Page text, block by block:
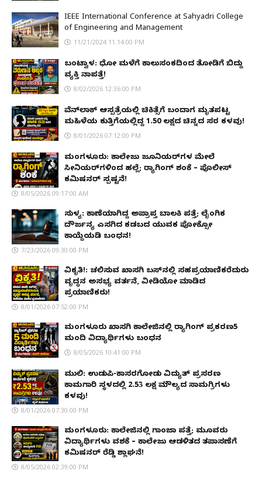
IEEE International Conference at Sahyadri College
of Engineering and Management
11/21/2024 11:14:00 PM
ಬಂಟ್ವಾಳ: ಧೋ ಮಳೆಗೆ ಕಾಲುಸಂಕದಿಂದ ತೋಡಿಗೆ ಬಿದ್ದು
ವ್ಯಕ್ತಿ ನಾಪತ್ತೆ!
8/02/2026 12:36:00 PM
ವೆನ್‌ಲಾಕ್ ಆಸ್ಪತ್ರೆಯಲ್ಲಿ ಚಿಕಿತ್ಸೆಗೆ ಬಂದಾಗ ಮೃತಪಟ್ಟ
ಮಹಿಳೆಯ ಕುತ್ತಿಗೆಯಲ್ಲಿದ್ದ ₹1.50 ಲಕ್ಷದ ಚಿನ್ನದ ಸರ ಕಳವು!
8/01/2026 07:12:00 PM
ಮಂಗಳೂರು: ಕಾಲೇಜು ಜೂನಿಯರ್‌ಗಳ ಮೇಲೆ
ಸೀನಿಯರ್‌ಗಳಿಂದ ಹಲ್ಲೆ; ರ‌್ಯಾಗಿಂಗ್ ಶಂಕೆ – ಪೊಲೀಸ್
ಕಮಿಷನರ್ ಸ್ಪಷ್ಟನೆ!
8/05/2026 09:17:00 AM
ಸುಳ್ಯ: ಕಾಣೆಯಾಗಿದ್ದ ಅಪ್ರಾಪ್ತ ಬಾಲಕಿ ಪತ್ತೆ; ಲೈಂಗಿಕ
ದೌರ್ಜನ್ಯ ಎಸಗಿದ ಕಡಬದ ಯುವಕ ಪೋಕ್ಸೋ
ಕಾಯ್ದೆಯಡಿ ಬಂಧನ!
7/23/2026 09:30:00 PM
ವಿಕೃತಿ!: ಚಲಿಸುವ ಖಾಸಗಿ ಬಸ್‌ನಲ್ಲಿ ಸಹಪ್ರಯಾಣಿಕರೆದುರು
ವೃದ್ಧನ ಅಸಭ್ಯ ವರ್ತನೆ, ವೀಡಿಯೋ ಮಾಡಿದ
ಪ್ರಯಾಣಿಕರು!
8/01/2026 07:52:00 PM
ಮಂಗಳೂರು ಖಾಸಗಿ ಕಾಲೇಜಿನಲ್ಲಿ ರ‌್ಯಾಗಿಂಗ್ ಪ್ರಕರಣ5
ಮಂದಿ ವಿದ್ಯಾರ್ಥಿಗಳು ಬಂಧನ
8/05/2026 10:41:00 PM
ಮುಲ್ಕಿ: ಉಡುಪಿ-ಕಾಸರಗೋಡು ವಿದ್ಯುತ್ ಪ್ರಸರಣ
ಕಾಮಗಾರಿ ಸ್ಥಳದಲ್ಲಿ ₹2.53 ಲಕ್ಷ ಮೌಲ್ಯದ ಸಾಮಗ್ರಿಗಳು
ಕಳವು!
8/01/2026 07:30:00 PM
ಮಂಗಳೂರು: ಕಾಲೇಜಿನಲ್ಲಿ ಗಾಂಜಾ ಪತ್ತೆ; ಮೂವರು
ವಿದ್ಯಾರ್ಥಿಗಳು ವಶಕ್ಕೆ – ಕಾಲೇಜು ಆಡಳಿತದ ತಪಾಸಣೆಗೆ
ಕಮಿಷನರ್ ರೆಡ್ಡಿ ಶ್ಲಾಘನೆ!
8/05/2026 02:39:00 PM